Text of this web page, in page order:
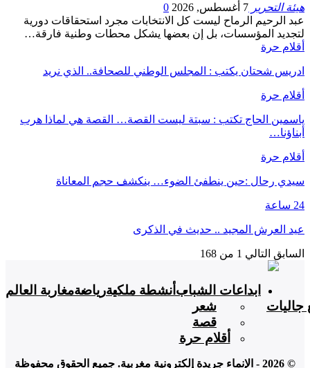
هيئة التحرير 7 أغسطس, 2026
0
عبد الرحيم الرماح ليست كل الانتخابات مجرد استحقاقات دورية
لتجديد المؤسسات، بل إن بعضها يشكل محطات وطنية فارقة…
أقلام حرة
ادريس شحتان يكتب : المجلس الوطني للصحافة.. الذي نريد
أقلام حرة
ياسمين الحاج تكتب : سبتة ليست القصة… القصة هي لماذا هرب
أبناؤنا…
أقلام حرة
سيدي رحال :حين ينطفئ الضوء… ينكشف حجم المعاناة
24 ساعة
عيد العرش المجيد .. حديث في الذكرى
السابق التالي 1 من 168
جاليات
ابداعات الشباب
شعر
قصة
أقلام حرة
أنشطة ملكيةرياضةمغاربة العالم
© 2026 - الإنماء جريدة إلكترونية مغربية. جميع الحقوق محفوظة